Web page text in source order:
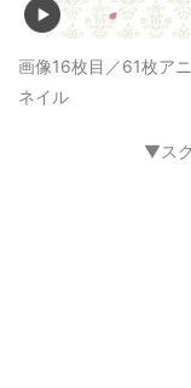
画像16枚目／61枚ア
ネイル
▼ス